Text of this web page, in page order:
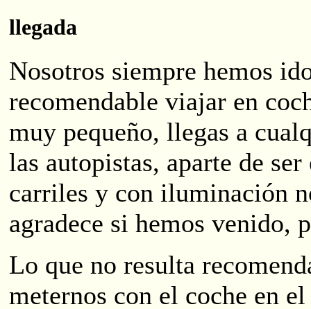
llegada
Nosotros siempre hemos
recomendable viajar en
muy pequeño, llegas a
las autopistas, aparte de
carriles y con iluminación
agradece si hemos venido,
Lo que no resulta
meternos con el coche en